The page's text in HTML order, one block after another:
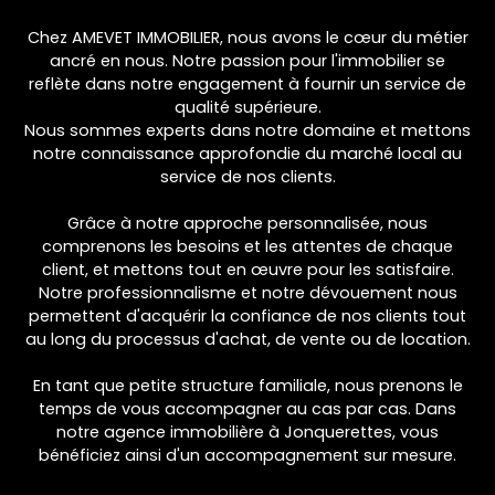
Chez AMEVET IMMOBILIER, nous avons le cœur du métier
ancré en nous. Notre passion pour l'immobilier se
reflète dans notre engagement à fournir un service de
qualité supérieure.
Nous sommes experts dans notre domaine et mettons
notre connaissance approfondie du marché local au
service de nos clients.
Grâce à notre approche personnalisée, nous
comprenons les besoins et les attentes de chaque
client, et mettons tout en œuvre pour les satisfaire.
Notre professionnalisme et notre dévouement nous
permettent d'acquérir la confiance de nos clients tout
au long du processus d'achat, de vente ou de location.
En tant que petite structure familiale, nous prenons le
temps de vous accompagner au cas par cas. Dans
notre agence immobilière à Jonquerettes, vous
bénéficiez ainsi d'un accompagnement sur mesure.